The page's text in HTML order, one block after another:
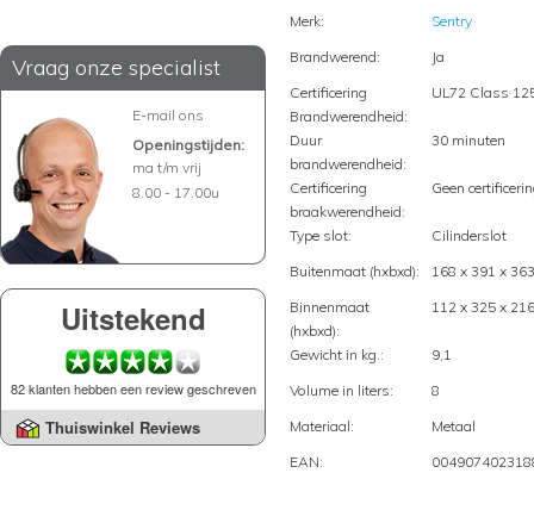
Vraag onze specialist
E-mail ons
Openingstijden:
ma t/m vrij
8.00 - 17.00u
Uitstekend
82 klanten hebben een review geschreven
Thuiswinkel Reviews
Merk:
Sentry
Brandwerend:
Ja
Certificering
Brandwerendheid:
UL72 Class
Duur
brandwerendheid:
30 minuten
Certificering
braakwerendheid:
Geen
Type slot:
Cilinderslot
Buitenmaat (hxbxd):
168 x 391 x
Binnenmaat
(hxbxd):
112 x 325 x
Gewicht in kg.:
9,1
Volume in liters:
8
Materiaal:
Metaal
EAN: